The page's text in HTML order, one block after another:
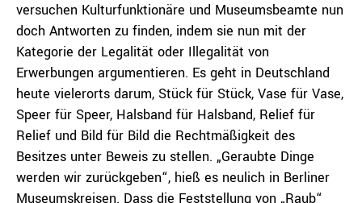
versuchen Kulturfunktionäre und Museumsbeamte nun
doch Antworten zu finden, indem sie nun mit der
Kategorie der Legalität oder Illegalität von
Erwerbungen argumentieren. Es geht in Deutschland
heute vielerorts darum, Stück für Stück, Vase für Vase,
Speer für Speer, Halsband für Halsband, Relief für
Relief und Bild für Bild die Rechtmäßigkeit des
Besitzes unter Beweis zu stellen. „Geraubte Dinge
werden wir zurückgeben“, hieß es neulich in Berliner
Museumskreisen. Dass die Feststellung von „Raub“